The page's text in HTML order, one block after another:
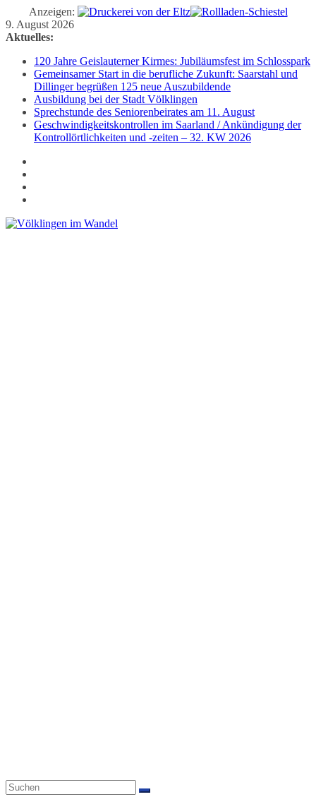
Anzeigen:
Zum
Inhalt
9. August 2026
Aktuelles:
120 Jahre Geislauterner Kirmes: Jubiläumsfest im Schlosspark
Gemeinsamer Start in die berufliche Zukunft: Saarstahl und
Dillinger begrüßen 125 neue Auszubildende
Ausbildung bei der Stadt Völklingen
Sprechstunde des Seniorenbeirates am 11. August
Geschwindigkeitskontrollen im Saarland / Ankündigung der
Kontrollörtlichkeiten und -zeiten – 32. KW 2026